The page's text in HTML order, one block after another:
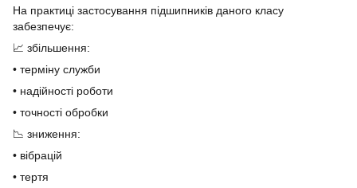
На практиці застосування підшипників даного класу
забезпечує:
📈 збільшення:
• терміну служби
• надійності роботи
• точності обробки
📉 зниження:
• вібрацій
• тертя